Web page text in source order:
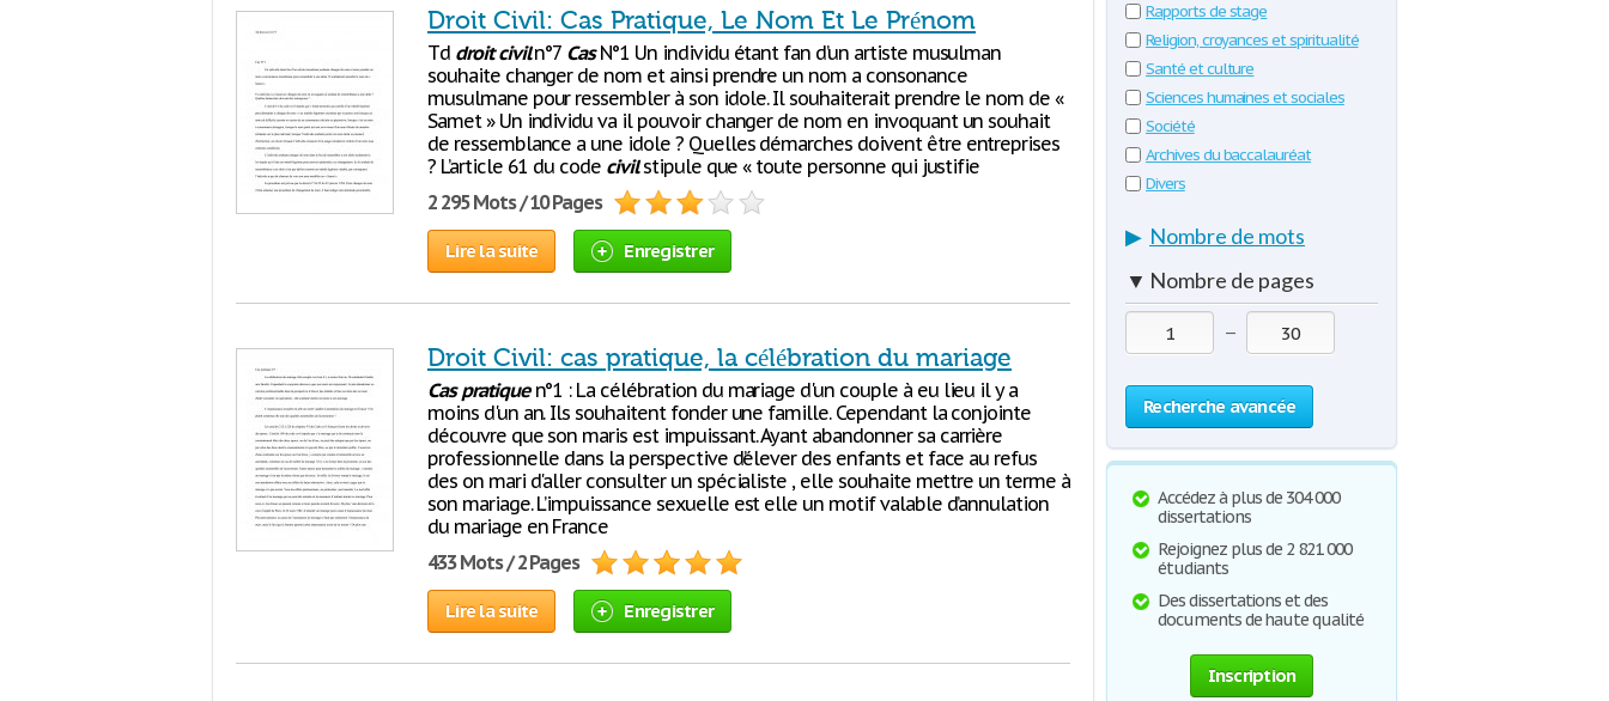
Droit Civil: Cas Pratique, Le Nom Et Le Prénom
Td droit civiln°7 CasN°1 Un individu étant fan d’un artiste musulman
souhaite changer de nom et ainsi prendre un nom a consonance
musulmane pour ressembler à son idole. Il souhaiterait prendre le nom de «
Samet » Un individu va il pouvoir changer de nom en invoquant un souhait
de ressemblance a une idole ? Quelles démarches doivent être entreprises
? L’article 61 du code civilstipule que « toute personne qui justifie
2 295 Mots / 10 Pages
Lire la suite Enregistrer
Droit Civil: cas pratique, la célébration du mariage
Cas pratiquen°1 : La célébration du mariage d'un couple à eu lieu il y a
moins d'un an. Ils souhaitent fonder une famille. Cependant la conjointe
découvre que son maris est impuissant. Ayant abandonner sa carrière
professionnelle dans la perspective d’élever des enfants et face au refus
des on mari d'aller consulter un spécialiste , elle souhaite mettre un terme à
son mariage. L’impuissance sexuelle est elle un motif valable d’annulation
du mariage en France
433 Mots / 2 Pages
Lire la suite Enregistrer
Rapports de stage
Religion, croyances et spiritualité
Santé et culture
Sciences humaines et sociales
Société
Archives du baccalauréat
Divers
▶ Nombre de mots
▼ Nombre de pages
—
Recherche avancée
Accédez à plus de 304 000
dissertations
Rejoignez plus de 2 821 000
étudiants
Des dissertations et des
documents de haute qualité
Inscription